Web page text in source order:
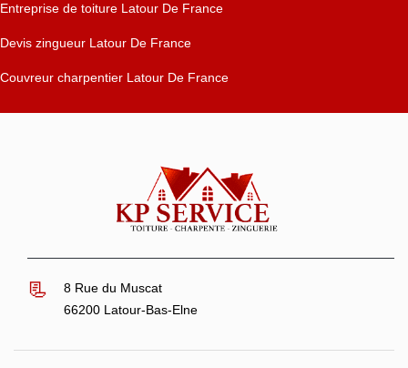
Entreprise de toiture Latour De France
Devis zingueur Latour De France
Couvreur charpentier Latour De France
8 Rue du Muscat
66200 Latour-Bas-Elne